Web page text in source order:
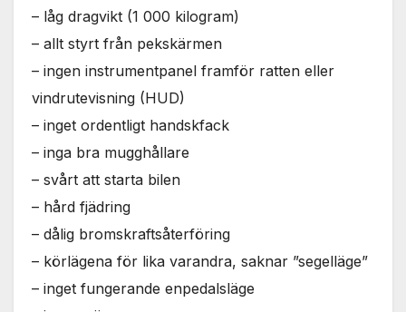
– låg dragvikt (1 000 kilogram)
– allt styrt från pekskärmen
– ingen instrumentpanel framför ratten eller
vindrutevisning (HUD)
– inget ordentligt handskfack
– inga bra mugghållare
– svårt att starta bilen
– hård fjädring
– dålig bromskraftsåterföring
– körlägena för lika varandra, saknar ”segelläge”
– inget fungerande enpedalsläge